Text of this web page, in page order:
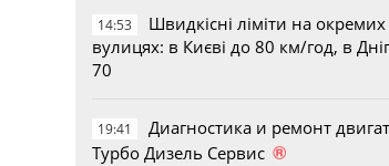
14:53
Швидкісні ліміти на окремих
вулицях: в Києві до 80 км/год, в
70
19:41
Диагностика и ремонт
Турбо Дизель Сервис ®